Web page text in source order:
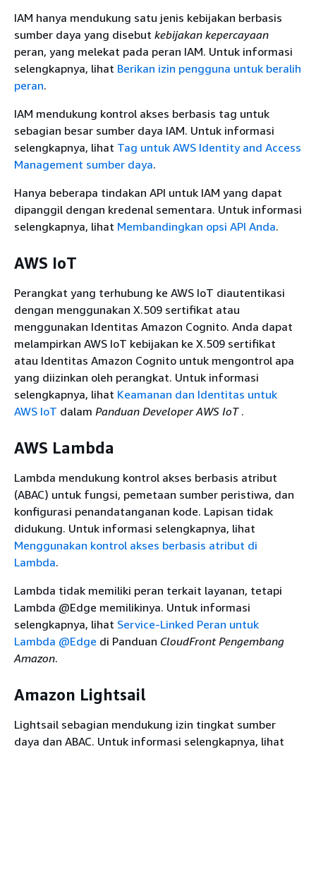
(Amazon ECS)
(Info
AWS Elastic Disaster
Recovery
Ya Ya
Amazon Elastic File
System (Amazon
EFS)
Ya
Amazon Elastic
Kubernetes Service
Auth Layanan
Amazon Elastic
EKS)
Ya Ya
Balancing
Ya Sebagian
Amazon Elastic
Transcoder
Ya Ya
Layanan Amazon
Elastic VMware
Ya Ya
Amazon ElastiCache Ya
Ya
Elemental dan
Layanan Aktivasi
Perangkat Lunak
AWS Peralatan dan
Perangkat Lunak
Elemental
Ya Ya
AWS Elemental
MediaConnect
AWS Elemental
MediaConvert
Ya
AWS Elemental
MediaLive
Ya Ya
MediaPackage
MediaPackage V2
Ya Ya
IAM hanya mendukung satu jenis kebijakan berbasis
sumber daya yang disebut kebijakan kepercayaan
peran, yang melekat pada peran IAM. Untuk informasi
selengkapnya, lihat Berikan izin pengguna untuk beralih
peran.
IAM mendukung kontrol akses berbasis tag untuk
sebagian besar sumber daya IAM. Untuk informasi
selengkapnya, lihat Tag untuk AWS Identity and Access
Management sumber daya.
Hanya beberapa tindakan API untuk IAM yang dapat
dipanggil dengan kredenal sementara. Untuk informasi
selengkapnya, lihat Membandingkan opsi API Anda.
AWS IoT
Perangkat yang terhubung ke AWS IoT diautentikasi
dengan menggunakan X.509 sertifikat atau
menggunakan Identitas Amazon Cognito. Anda dapat
melampirkan AWS IoT kebijakan ke X.509 sertifikat
atau Identitas Amazon Cognito untuk mengontrol apa
yang diizinkan oleh perangkat. Untuk informasi
selengkapnya, lihat Keamanan dan Identitas untuk
AWS IoT dalam Panduan Developer AWS IoT .
AWS Lambda
Lambda mendukung kontrol akses berbasis atribut
(ABAC) untuk fungsi, pemetaan sumber peristiwa, dan
konfigurasi penandatanganan kode. Lapisan tidak
didukung. Untuk informasi selengkapnya, lihat
Menggunakan kontrol akses berbasis atribut di
Lambda.
Lambda tidak memiliki peran terkait layanan, tetapi
Lambda @Edge memilikinya. Untuk informasi
selengkapnya, lihat Service-Linked Peran untuk
Lambda @Edge di Panduan CloudFront Pengembang
Amazon.
Amazon Lightsail
Lightsail sebagian mendukung izin tingkat sumber
daya dan ABAC. Untuk informasi selengkapnya, lihat